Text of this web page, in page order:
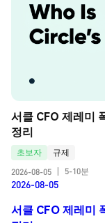
서클 CFO 제레미
정리
초보자
규제
2026-08-05
5-10분
2026-08-05
서클 CFO 제레미